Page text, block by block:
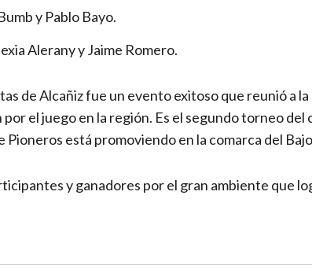
y Pablo Bayo.
Alerany y Jaime Romero.
de Alcañiz fue un evento exitoso que reunió a
el juego en la región. Es el segundo torneo del
Pioneros está promoviendo en la comarca del
y ganadores por el gran ambiente que